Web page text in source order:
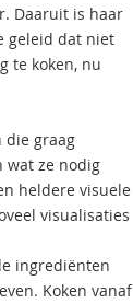
Daaruit is haar
geleid dat niet
te koken, nu
die graag
wat ze nodig
heldere visuele
visualisaties
ingrediënten
Koken vanaf